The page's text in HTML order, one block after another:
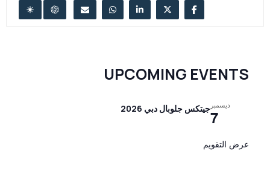
UPCOMING EVENTS
ديسمبر
7جيتكس جلوبال دبي 2026
عرض التقويم